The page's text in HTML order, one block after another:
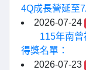
4Q成長營延至
2026-07-24
115年南
得獎名單：
2026-07-23